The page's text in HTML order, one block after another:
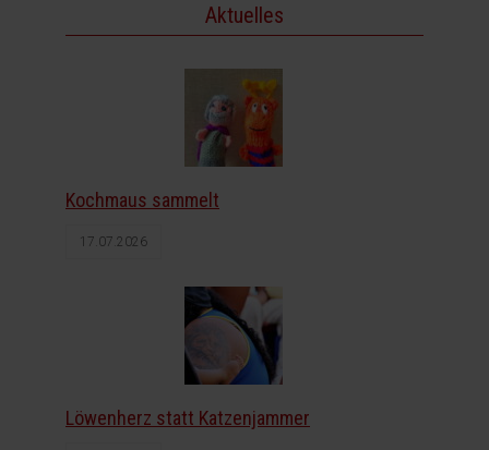
Aktuelles
Kochmaus sammelt
17.07.2026
Löwenherz statt Katzenjammer